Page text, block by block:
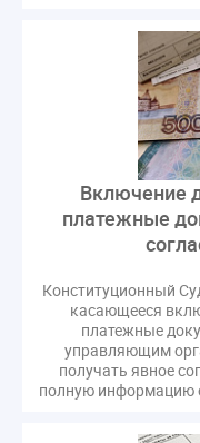
Включение
платежные
Конституционный
касающееся
платежные
управляющим
получать явное
полную информацию